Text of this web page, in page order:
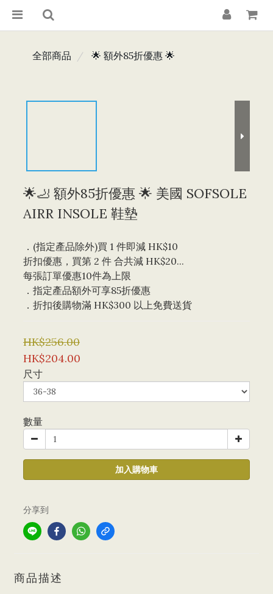
全部商品 🌟 額外85折優惠 🌟
🌟🦶 額外85折優惠 🌟 美國 SOFSOLE
AIRR INSOLE 鞋墊
．(指定產品除外)買 1 件即減 HK$10
折扣優惠，買第 2 件 合共減 HK$20...
每張訂單優惠10件為上限
．指定產品額外可享85折優惠
．折扣後購物滿 HK$300 以上免費送貨
HK$256.00
HK$204.00
尺寸
數量
加入購物車
分享到
商品描述